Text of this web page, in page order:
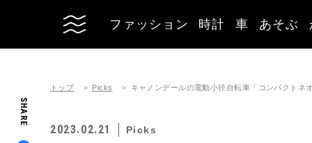
ファッション 時計 車 あそぶ
SHARE
トップ Picks キャノンデールの電動小径自転車「コンパクトネ
2023.02.21 Picks